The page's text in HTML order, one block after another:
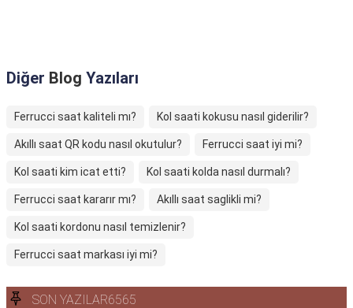
Diğer Blog Yazıları
Ferrucci saat kaliteli mı? Kol saati kokusu nasıl giderilir?
Akıllı saat QR kodu nasıl okutulur? Ferrucci saat iyi mi?
Kol saati kim icat etti? Kol saati kolda nasıl durmalı?
Ferrucci saat kararır mı? Akıllı saat saglikli mi?
Kol saati kordonu nasıl temizlenir?
Ferrucci saat markası iyi mi?
SON YAZILAR6565